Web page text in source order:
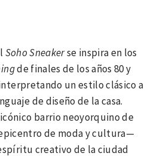
Soho Sneakerse inspira en los
de finales de los años 80 y
un estilo clásico a
de diseño de la casa.
barrio neoyorquino de
de moda y cultura—
creativo de la ciudad